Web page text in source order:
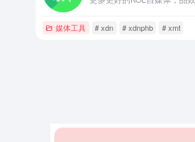
媒体工具 # xdn # xdnphb # xmt